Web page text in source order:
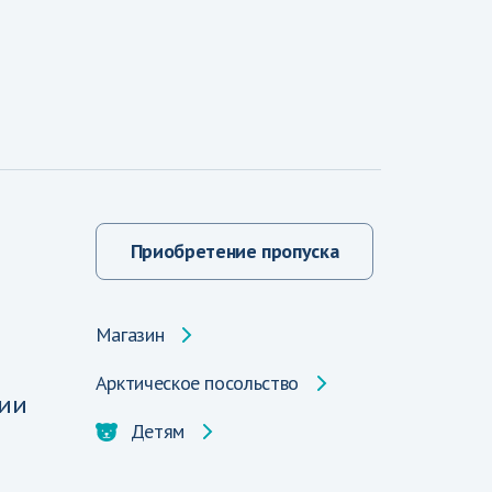
Приобретение пропуска
Магазин
Арктическое посольство
Детям